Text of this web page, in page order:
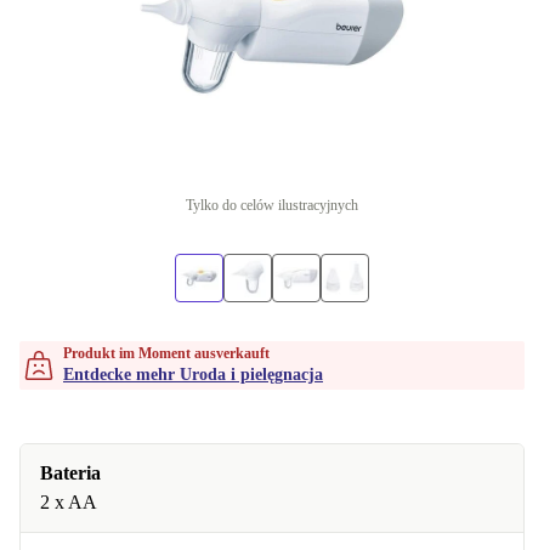
Tylko do celów ilustracyjnych
Produkt im Moment ausverkauft
Entdecke mehr Uroda i pielęgnacja
Bateria
2 x AA